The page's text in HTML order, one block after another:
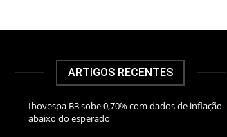
ARTIGOS RECENTES
Ibovespa B3 sobe 0,70% com dados de inflação
abaixo do esperado